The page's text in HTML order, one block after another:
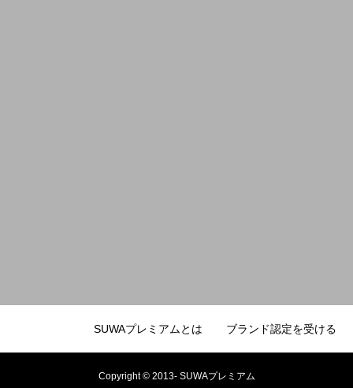
SUWAプレミアムとは ブランド認定を受ける
Copyright © 2013- SUWAプレミアム